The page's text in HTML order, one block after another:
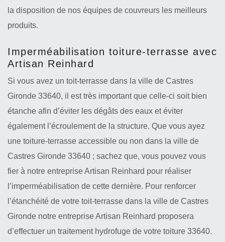
la disposition de nos équipes de couvreurs les meilleurs
produits.
Imperméabilisation toiture-terrasse avec
Artisan Reinhard
Si vous avez un toit-terrasse dans la ville de Castres
Gironde 33640, il est très important que celle-ci soit bien
étanche afin d’éviter les dégâts des eaux et éviter
également l’écroulement de la structure. Que vous ayez
une toiture-terrasse accessible ou non dans la ville de
Castres Gironde 33640 ; sachez que, vous pouvez vous
fier à notre entreprise Artisan Reinhard pour réaliser
l’imperméabilisation de cette dernière. Pour renforcer
l’étanchéité de votre toit-terrasse dans la ville de Castres
Gironde notre entreprise Artisan Reinhard proposera
d’effectuer un traitement hydrofuge de votre toiture 33640.